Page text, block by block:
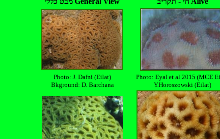
Photo: J. Dafni (Eilat)
Bkground: D. Barchana
Photo: Eyal et al 2015 (MCE
Y.Horoszowski (Eilat)